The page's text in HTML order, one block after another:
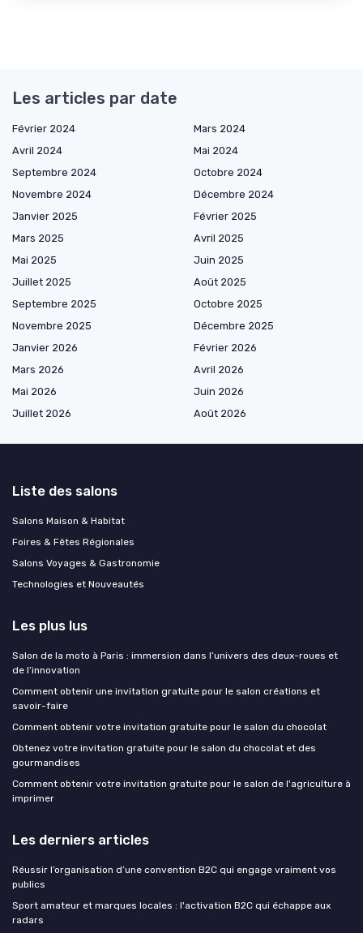
Les articles par date
Février 2024
Mars 2024
Avril 2024
Mai 2024
Septembre 2024
Octobre 2024
Novembre 2024
Décembre 2024
Janvier 2025
Février 2025
Mars 2025
Avril 2025
Mai 2025
Juin 2025
Juillet 2025
Août 2025
Septembre 2025
Octobre 2025
Novembre 2025
Décembre 2025
Janvier 2026
Février 2026
Mars 2026
Avril 2026
Mai 2026
Juin 2026
Juillet 2026
Août 2026
Liste des salons
Salons Maison & Habitat
Foires & Fêtes Régionales
Salons Voyages & Gastronomie
Technologies et Nouveautés
Les plus lus
Salon de la moto à Paris : immersion dans l’univers des deux-roues et
de l’innovation
Comment obtenir une invitation gratuite pour le salon créations et
savoir-faire
Comment obtenir votre invitation gratuite pour le salon du chocolat
Obtenez votre invitation gratuite pour le salon du chocolat et des
gourmandises
Comment obtenir votre invitation gratuite pour le salon de l'agriculture à
imprimer
Les derniers articles
Réussir l’organisation d’une convention B2C qui engage vraiment vos
publics
Sport amateur et marques locales : l'activation B2C qui échappe aux
radars